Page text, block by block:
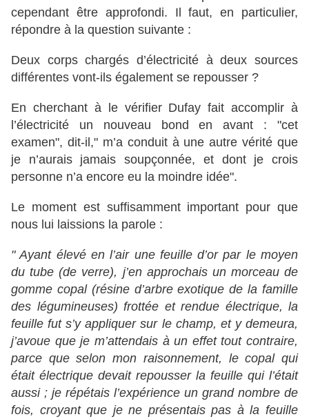
cependant être approfondi. Il faut, en particulier,
répondre à la question suivante :
Deux corps chargés d’électricité à deux sources
différentes vont-ils également se repousser ?
En cherchant à le vérifier Dufay fait accomplir à
l’électricité un nouveau bond en avant : "cet
examen", dit-il," m’a conduit à une autre vérité que
je n’aurais jamais soupçonnée, et dont je crois
personne n’a encore eu la moindre idée".
Le moment est suffisamment important pour que
nous lui laissions la parole :
" Ayant élevé en l’air une feuille d’or par le moyen
du tube (de verre), j’en approchais un morceau de
gomme copal (résine d’arbre exotique de la famille
des légumineuses) frottée et rendue électrique, la
feuille fut s’y appliquer sur le champ, et y demeura,
j’avoue que je m’attendais à un effet tout contraire,
parce que selon mon raisonnement, le copal qui
était électrique devait repousser la feuille qui l’était
aussi ; je répétais l’expérience un grand nombre de
fois, croyant que je ne présentais pas à la feuille